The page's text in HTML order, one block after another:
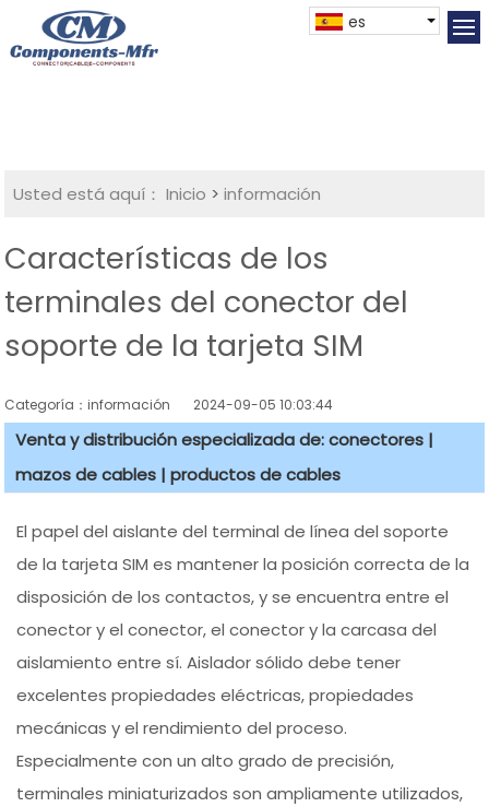
es
Usted está aquí： Inicio >información
Características de los
terminales del conector del
soporte de la tarjeta SIM
Categoría：información 2024-09-05 10:03:44
Venta y distribución especializada de: conectores |
mazos de cables | productos de cables
El papel del aislante del terminal de línea del soporte
de la tarjeta SIM es mantener la posición correcta de la
disposición de los contactos, y se encuentra entre el
conector y el conector, el conector y la carcasa del
aislamiento entre sí. Aislador sólido debe tener
excelentes propiedades eléctricas, propiedades
mecánicas y el rendimiento del proceso.
Especialmente con un alto grado de precisión,
terminales miniaturizados son ampliamente utilizados,